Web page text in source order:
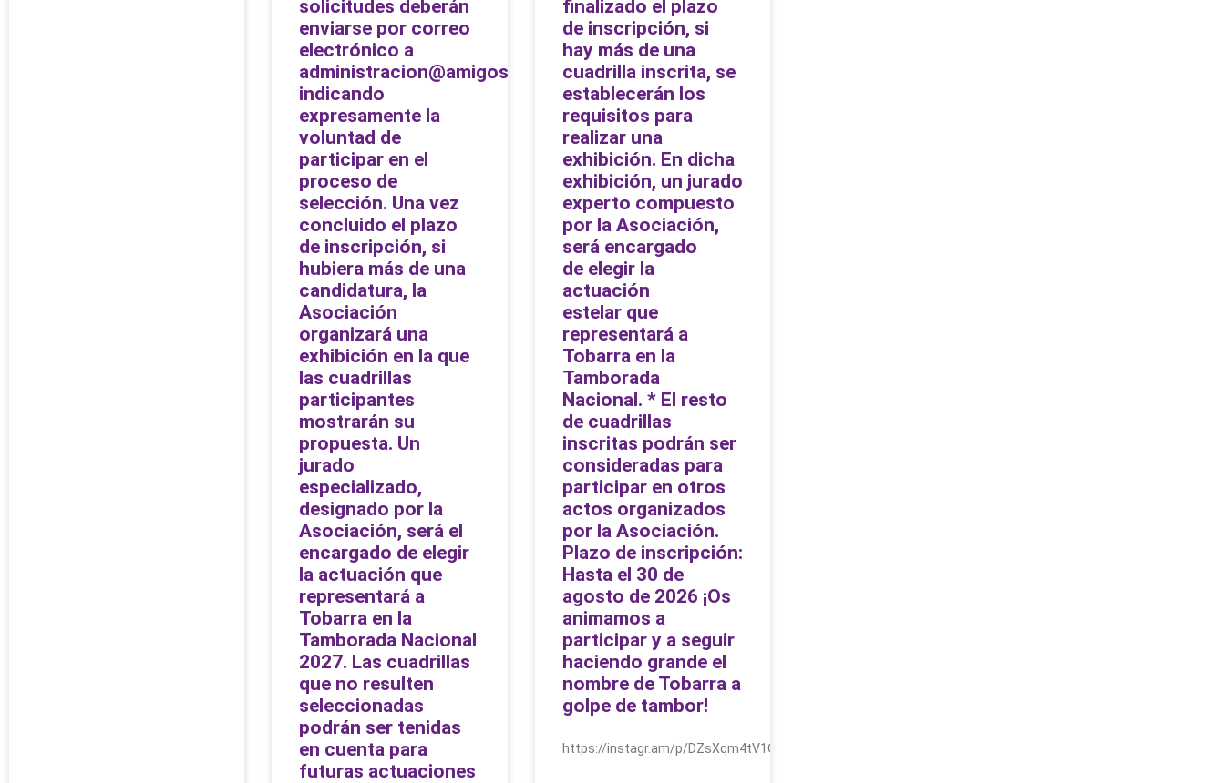
solicitudes deberán
enviarse por correo
electrónico a
administracion@amigosdeltambor.org,
indicando
expresamente la
voluntad de
participar en el
proceso de
selección. Una vez
concluido el plazo
de inscripción, si
hubiera más de una
candidatura, la
Asociación
organizará una
exhibición en la que
las cuadrillas
participantes
mostrarán su
propuesta. Un
jurado
especializado,
designado por la
Asociación, será el
encargado de elegir
la actuación que
representará a
Tobarra en la
Tamborada Nacional
2027. Las cuadrillas
que no resulten
seleccionadas
podrán ser tenidas
en cuenta para
futuras actuaciones
finalizado el plazo
de inscripción, si
hay más de una
cuadrilla inscrita, se
establecerán los
requisitos para
realizar una
exhibición. En dicha
exhibición, un jurado
experto compuesto
por la Asociación,
será encargado
de elegir la
actuación
estelar que
representará a
Tobarra en la
Tamborada
Nacional. * El resto
de cuadrillas
inscritas podrán ser
consideradas para
participar en otros
actos organizados
por la Asociación.
Plazo de inscripción:
Hasta el 30 de
agosto de 2026 ¡Os
animamos a
participar y a seguir
haciendo grande el
nombre de Tobarra a
golpe de tambor!
https://instagr.am/p/DZsXqm4tV1Q/